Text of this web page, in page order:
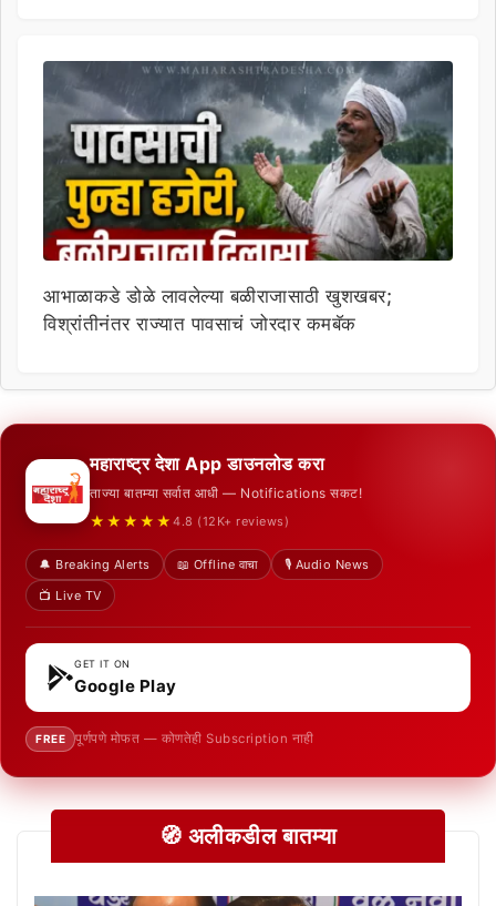
आभाळाकडे डोळे लावलेल्या बळीराजासाठी खुशखबर;
विश्रांतीनंतर राज्यात पावसाचं जोरदार कमबॅक
महाराष्ट्र देशा App डाउनलोड करा
ताज्या बातम्या सर्वात आधी — Notifications सकट!
★★★★★ 4.8 (12K+ reviews)
🔔 Breaking Alerts 📖 Offline वाचा
🎙️ Audio News
📺 Live TV
GET IT ON
Google Play
FREE पूर्णपणे मोफत — कोणतेही Subscription नाही
🧭 अलीकडील बातम्या